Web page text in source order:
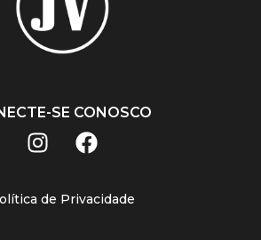
SE CONOSCO
de Privacidade